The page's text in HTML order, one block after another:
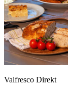
Valfresco Direkt